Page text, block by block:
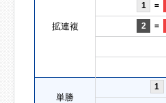
拡連複
1 =
2 =
単勝
1